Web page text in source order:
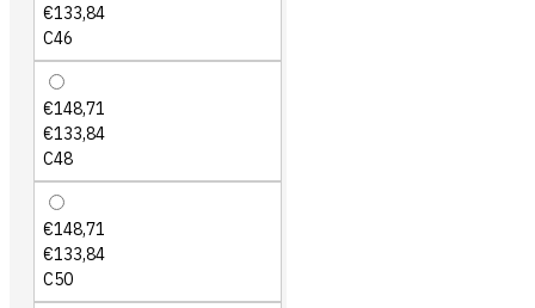
€133,84
C46
€148,71
€133,84
C48
€148,71
€133,84
C50